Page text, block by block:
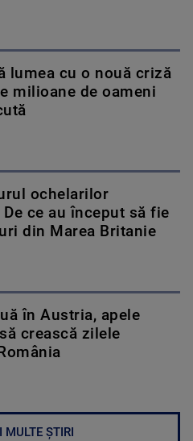
lumea cu o nouă criză
milioane de oameni
ochelarilor
ce au început să fie
din Marea Britanie
în Austria, apele
crească zilele
MULTE ȘTIRI